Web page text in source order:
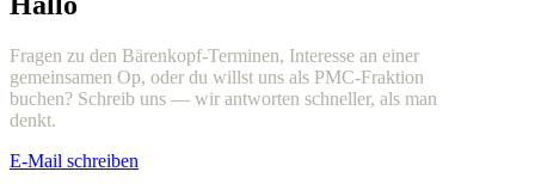
Fragen zu den Bärenkopf-Terminen, Interesse an einer
gemeinsamen Op, oder du willst uns als PMC-Fraktion
buchen? Schreib uns — wir antworten schneller, als man
denkt.
E-Mail schreiben